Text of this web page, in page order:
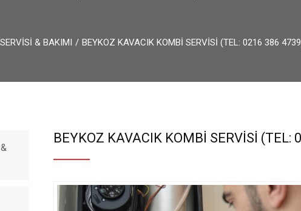
& BAKIMI BEYKOZ KAVACIK KOMBI SERVISI (TEL: 0216 386
BEYKOZ KAVACIK KOMBI SERVISI (TEL: